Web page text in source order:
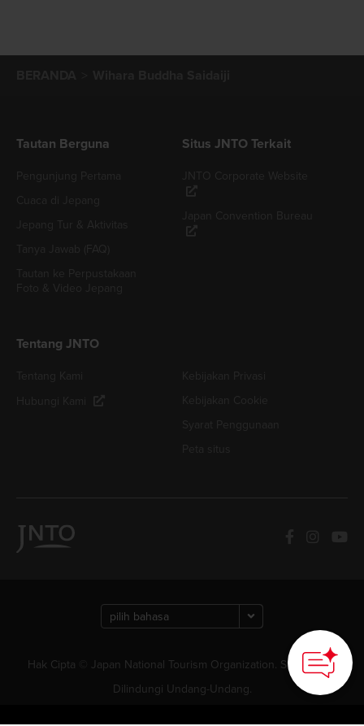
Tautan Berguna Situs JNTO Terkait
Tentang JNTO
Hak Cipta © Japan National Tourism Organization. Semua Hak
Dilindungi Undang-Undang.